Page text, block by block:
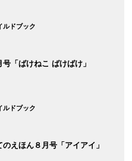
ルドブック
「ばけねこ ばけばけ」
ルドブック
えほん８月号「アイアイ」